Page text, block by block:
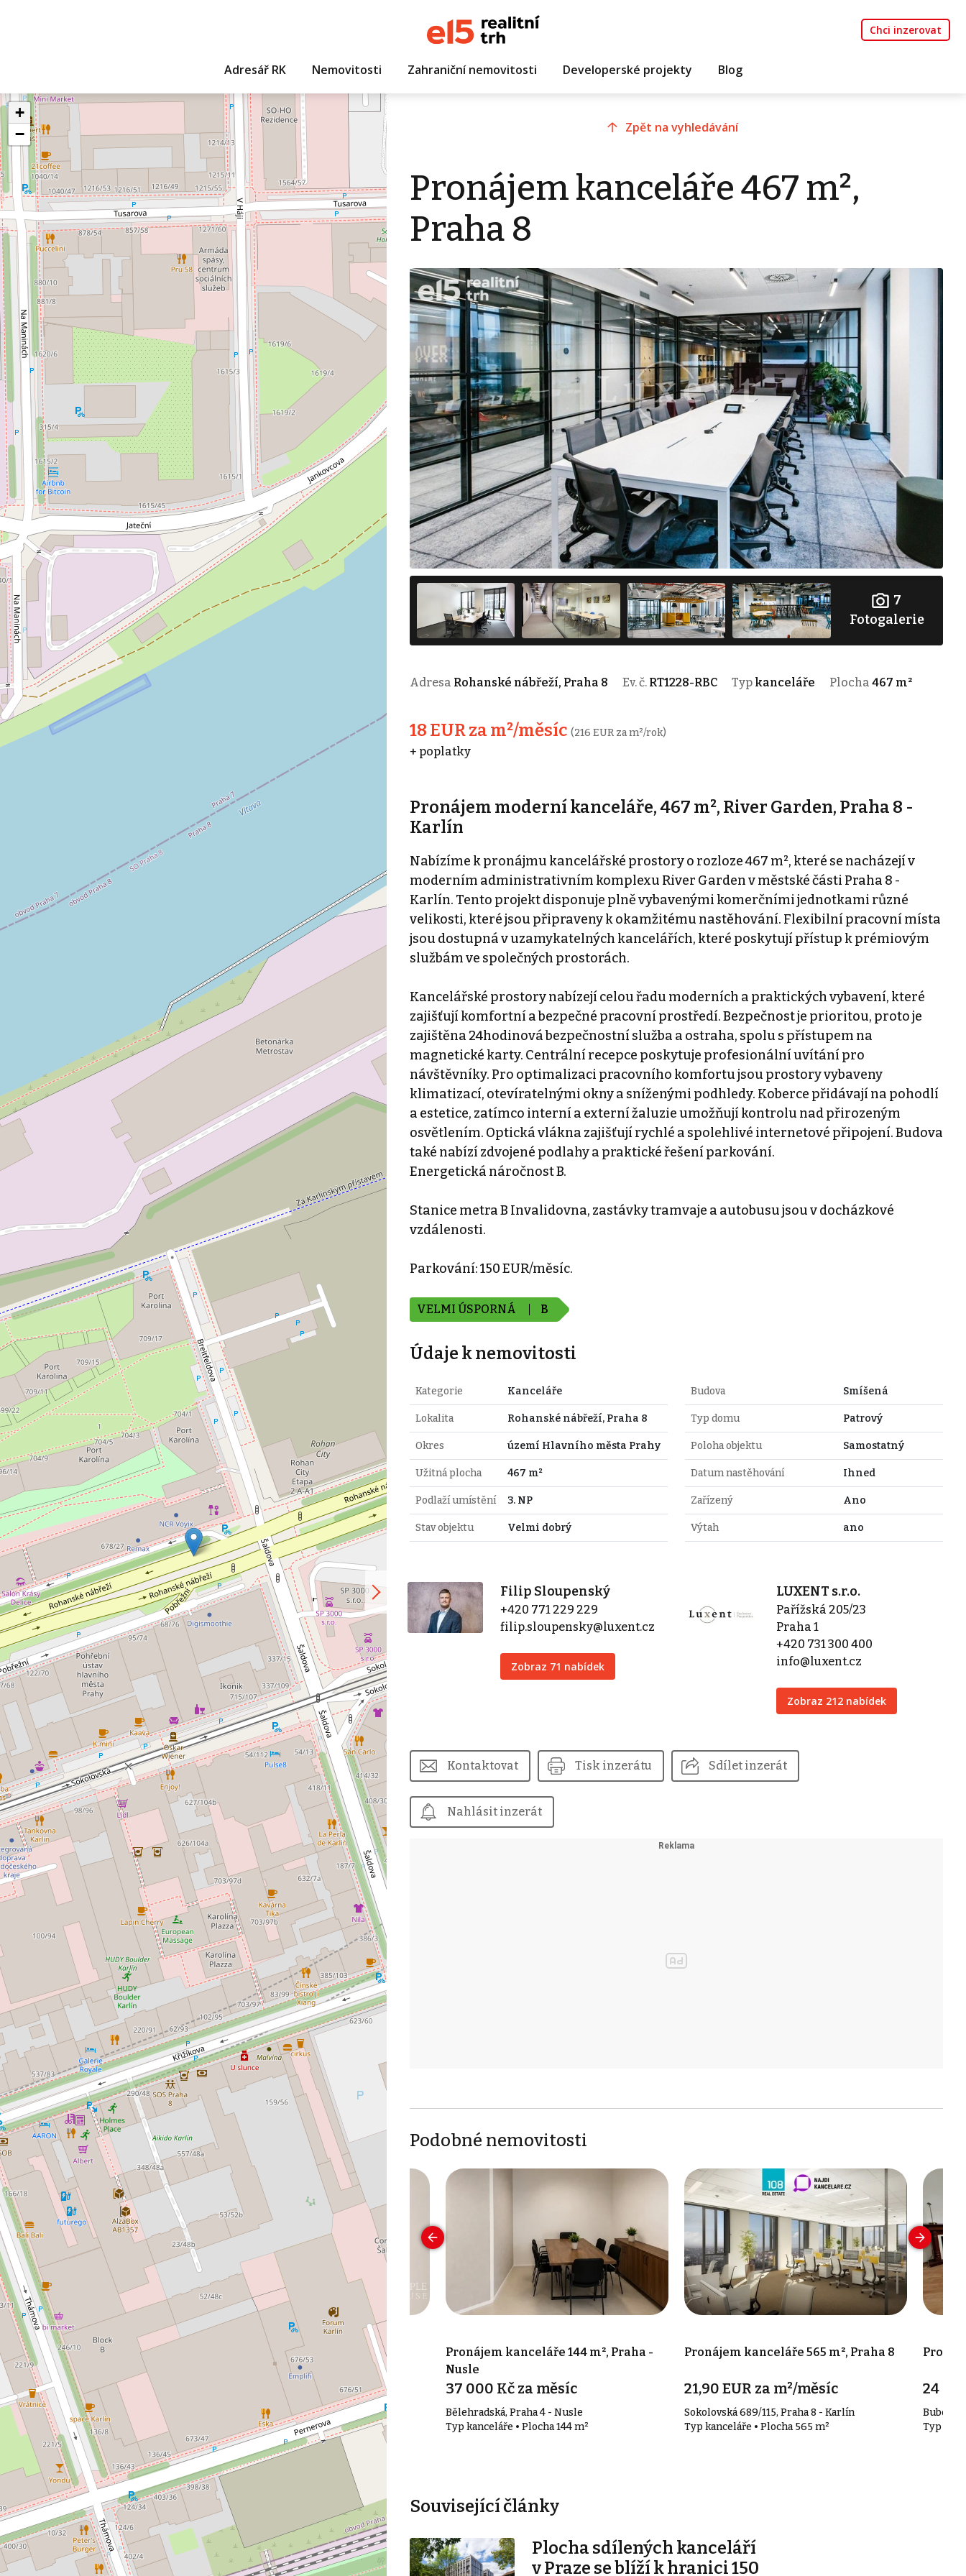
Chci inzerovat
Adresář RK Nemovitosti Zahraniční nemovitosti Developerské projekty Blog
+
−
Zpět na vyhledávání
Pronájem kanceláře 467 m²,
Praha 8
7
Fotogalerie
Adresa Rohanské nábřeží, Praha 8 Ev. č. RT1228-RBC Typ kanceláře Plocha 467 m²
18 EUR za m²/měsíc (216 EUR za m²/rok)
+ poplatky
Pronájem moderní kanceláře, 467 m², River Garden, Praha 8 -
Karlín
Nabízíme k pronájmu kancelářské prostory o rozloze 467 m², které se nacházejí v
moderním administrativním komplexu River Garden v městské části Praha 8 -
Karlín. Tento projekt disponuje plně vybavenými komerčními jednotkami různé
velikosti, které jsou připraveny k okamžitému nastěhování. Flexibilní pracovní místa
jsou dostupná v uzamykatelných kancelářích, které poskytují přístup k prémiovým
službám ve společných prostorách.
Kancelářské prostory nabízejí celou řadu moderních a praktických vybavení, které
zajišťují komfortní a bezpečné pracovní prostředí. Bezpečnost je prioritou, proto je
zajištěna 24hodinová bezpečnostní služba a ostraha, spolu s přístupem na
magnetické karty. Centrální recepce poskytuje profesionální uvítání pro
návštěvníky. Pro optimalizaci pracovního komfortu jsou prostory vybaveny
klimatizací, otevíratelnými okny a sníženými podhledy. Koberce přidávají na pohodlí
a estetice, zatímco interní a externí žaluzie umožňují kontrolu nad přirozeným
osvětlením. Optická vlákna zajišťují rychlé a spolehlivé internetové připojení. Budova
také nabízí zdvojené podlahy a praktické řešení parkování.
Energetická náročnost B.
Stanice metra B Invalidovna, zastávky tramvaje a autobusu jsou v docházkové
vzdálenosti.
Parkování: 150 EUR/měsíc.
VELMI ÚSPORNÁ B
Údaje k nemovitosti
Kategorie Kanceláře
Lokalita Rohanské nábřeží, Praha 8
Okres území Hlavního města Prahy
Užitná plocha 467 m²
Podlaží umístění 3. NP
Stav objektu Velmi dobrý
Budova Smíšená
Typ domu Patrový
Poloha objektu Samostatný
Datum nastěhování Ihned
Zařízený Ano
Výtah ano
Filip Sloupenský
+420 771 229 229
filip.sloupensky@luxent.cz
Zobraz 71 nabídek
LUXENT s.r.o.
Pařížská 205/23
Praha 1
+420 731 300 400
info@luxent.cz
Zobraz 212 nabídek
Kontaktovat Tisk inzerátu Sdílet inzerát
Nahlásit inzerát
Podobné nemovitosti
kanceláře 265 m², Praha -
EUR za m²/měsíc
2059/80b, Praha 4 - Krč
• Plocha 265 m²
Pronájem kanceláře 17 m², Praha 7
10 000 Kč za měsíc
Malířská, Praha 7
Typ kanceláře • Plocha 17 m²
Pronájem kanceláře 144 m², Praha -
Nusle
37 000 Kč za měsíc
Bělehradská, Praha 4 - Nusle
Typ kanceláře • Plocha 144 m²
Pronájem kanceláře 565 m², Praha 8
21,90 EUR za m²/měsíc
Sokolovská 689/115, Praha 8 - Karlín
Typ kanceláře • Plocha 565 m²
24
Typ
Související články
Plocha sdílených kanceláří
v Praze se blíží k hranici 150